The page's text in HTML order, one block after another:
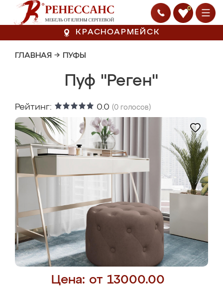
0
КРАСНОАРМЕЙСК
ГЛАВНАЯ → ПУФЫ
Пуф "Реген"
Рейтинг: 0.0 (0 голосов)
Цена: от 13000.00